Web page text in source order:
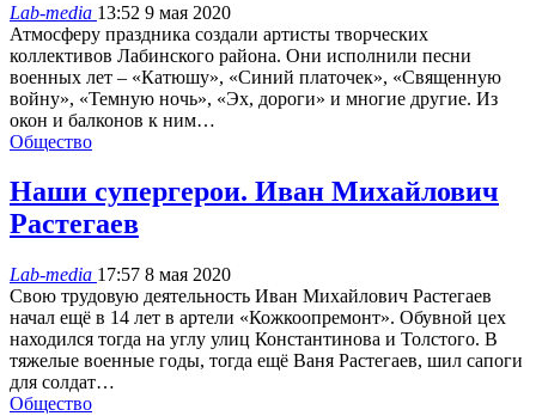
Lab-media 13:52 9 мая 2020
Атмосферу праздника создали артисты творческих
коллективов Лабинского района. Они исполнили песни
военных лет – «Катюшу», «Синий платочек», «Священную
войну», «Темную ночь», «Эх, дороги» и многие другие. Из
окон и балконов к ним…
Общество
Наши супергерои. Иван Михайлович
Растегаев
Lab-media 17:57 8 мая 2020
Свою трудовую деятельность Иван Михайлович Растегаев
начал ещё в 14 лет в артели «Кожкоопремонт». Обувной цех
находился тогда на углу улиц Константинова и Толстого. В
тяжелые военные годы, тогда ещё Ваня Растегаев, шил сапоги
для солдат…
Общество